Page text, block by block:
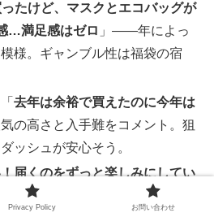
たけど、マスクとエコバッグが
…満足感はゼロ 」――年によっ
様。ギャンブル性は福袋の宿
去年は余裕で買えたのに今年は
気の高さと入手難をコメント。狙
ッシュが安心そう。
届くのをずっと楽しみにしてい
ポジティブ感想。推しブランド
Privacy Policy お問い合わせ